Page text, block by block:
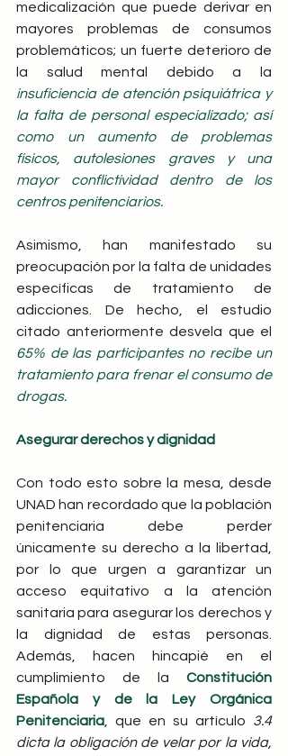
medicalización que puede derivar en
mayores problemas de consumos
problemáticos; un fuerte deterioro de
la salud mental debido a la
insuficiencia de atención psiquiátrica y
la falta de personal especializado; así
como un aumento de problemas
físicos, autolesiones graves y una
mayor conflictividad dentro de los
centros penitenciarios.
Asimismo, han manifestado su
preocupación por la falta de unidades
específicas de tratamiento de
adicciones. De hecho, el estudio
65% de las participantes no recibe un
tratamiento para frenar el consumo de
drogas.
Asegurar derechos y dignidad
Con todo esto sobre la mesa, desde
UNAD han recordado que la población
penitenciaria debe perder
únicamente su derecho a la libertad,
por lo que urgen a garantizar un
acceso equitativo a la atención
sanitaria para asegurar los derechos y
la dignidad de estas personas.
Además, hacen hincapié en el
cumplimiento de la Constitución
Española y de la Ley Orgánica
Penitenciaria, que en su artículo 3.4
dicta la obligación de velar por la vida,